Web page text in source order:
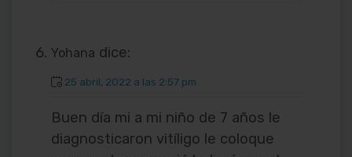
Yohana dice:
25 abril, 2022 a las 2:57 pm
Buen día mi a mi niño de 7 años le
diagnosticaron vitíligo le coloque